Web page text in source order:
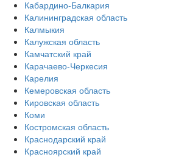
Кабардино-Балкария
Калининградская область
Калмыкия
Калужская область
Камчатский край
Карачаево-Черкесия
Карелия
Кемеровская область
Кировская область
Коми
Костромская область
Краснодарский край
Красноярский край